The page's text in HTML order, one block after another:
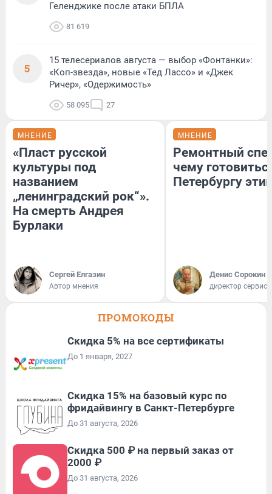
Геленджике после атаки БПЛА
81 619
5
15 телесериалов августа — выбор «Фонтанки»:
«Коп-звезда», новые «Тед Лассо» и «Джек
Ричер», «Одержимость»
58 095 27
МНЕНИЕ
«Пласт русской
культуры под
названием
„ленинградский рок“».
На смерть Андрея
Бурлаки
Сергей Елгазин
Автор мнения
МНЕНИЕ
Ремонтный
чему
Петербургу
Денис Сорокин
директор
ПРОМОКОДЫ
Скидка 5% на все сертификаты
До 1 января, 2027
Скидка 15% на базовый курс по
фридайвингу в Санкт-Петербурге
До 31 августа, 2026
Скидка 500 ₽ на первый заказ от
2000 ₽
До 31 августа, 2026